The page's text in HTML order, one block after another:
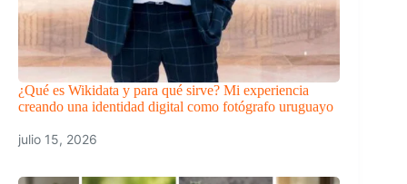
¿Qué es Wikidata y para qué sirve? Mi experiencia
creando una identidad digital como fotógrafo uruguayo
julio 15, 2026